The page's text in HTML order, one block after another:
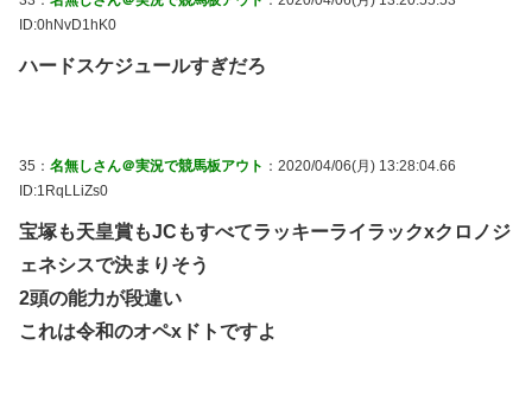
ID:0hNvD1hK0
ハードスケジュールすぎだろ
35： 名無しさん＠実況で競馬板アウト ：2020/04/06(月) 13:28:04.66
ID:1RqLLiZs0
宝塚も天皇賞もJCもすべてラッキーライラックxクロノジ
ェネシスで決まりそう
2頭の能力が段違い
これは令和のオペxドトですよ